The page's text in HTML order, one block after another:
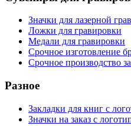
Значки для лазерной
Ложки для гравировки
Медали для гравировки
Срочное изготовление
Срочное производство
Разное
Закладки для книг с
Значки на заказ с